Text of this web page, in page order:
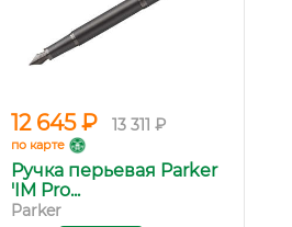
12 645 ₽ 13 311 ₽
по карте
Ручка перьевая Parker
'IM Pro...
Parker